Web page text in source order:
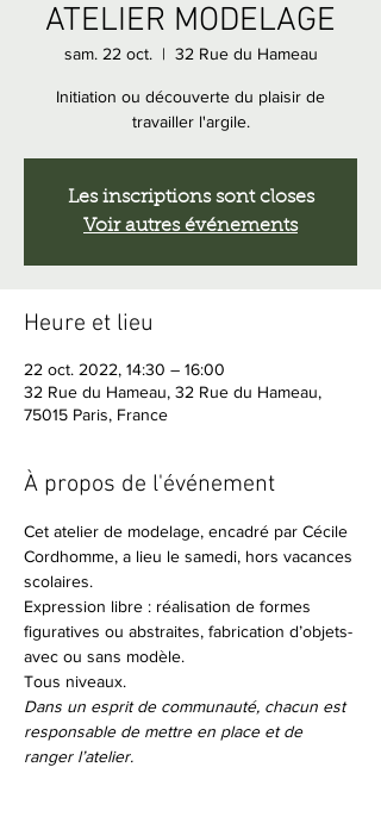
ATELIER MODELAGE
sam. 22 oct.
  |
32 Rue du Hameau
Initiation ou découverte du plaisir de
travailler l'argile.
Les inscriptions sont closes
Voir autres événements
Heure et lieu
22 oct. 2022, 14:30 – 16:00
32 Rue du Hameau, 32 Rue du Hameau,
75015 Paris, France
À propos de l'événement
Cet atelier de modelage, encadré par Cécile
Cordhomme, a lieu le samedi, hors vacances
scolaires.
Expression libre : réalisation de formes
figuratives ou abstraites, fabrication d’objets-
avec ou sans modèle.
Tous niveaux.
Dans un esprit de communauté, chacun est
responsable de mettre en place et de
ranger l’atelier.